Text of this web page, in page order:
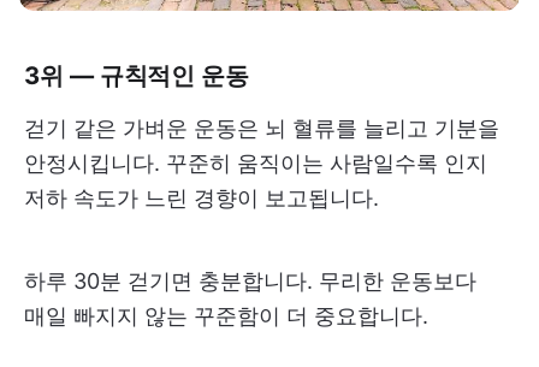
3위 — 규칙적인 운동
걷기 같은 가벼운 운동은 뇌 혈류를 늘리고 기분을
안정시킵니다. 꾸준히 움직이는 사람일수록 인지
저하 속도가 느린 경향이 보고됩니다.
하루 30분 걷기면 충분합니다. 무리한 운동보다
매일 빠지지 않는 꾸준함이 더 중요합니다.